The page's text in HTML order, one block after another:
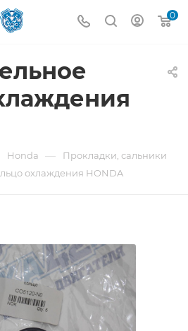
0
Honda — Прокладки, сальники
охлаждения HONDA